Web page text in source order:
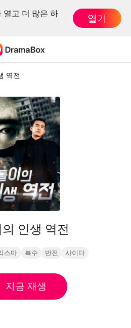
열고 더 많은 하
열기
역전
인생 역전
스마 복수 반전 사이다
지금 재생